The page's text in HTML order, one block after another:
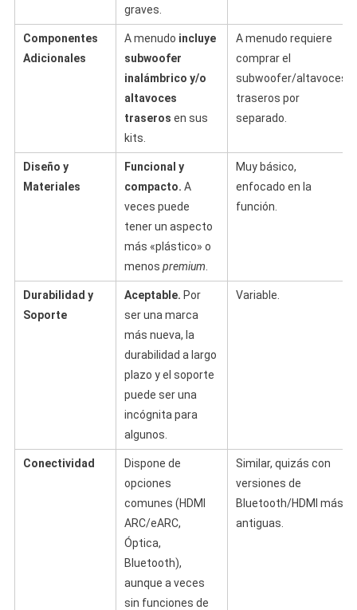
graves.
Componentes
Adicionales
A menudo incluye
subwoofer
inalámbrico y/o
altavoces
traseros en sus
kits.
A menudo requiere
comprar el
subwoofer/altavoces
traseros por
separado.
Diseño y
Materiales
Funcional y
compacto. A
veces puede
tener un aspecto
más «plástico» o
menos premium
Muy básico,
enfocado en la
función.
Durabilidad y
Soporte
Aceptable. Por
ser una marca
más nueva, la
durabilidad a largo
plazo y el soporte
puede ser una
incógnita para
algunos.
Variable.
Conectividad
Dispone de
opciones
comunes (HDMI
ARC/eARC,
Óptica,
Bluetooth),
aunque a veces
sin funciones de
Similar, quizás con
versiones de
Bluetooth/HDMI más
antiguas.